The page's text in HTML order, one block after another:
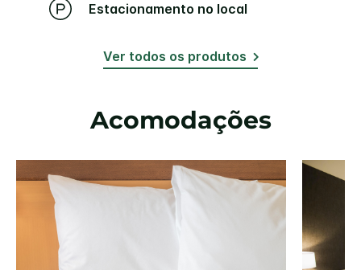
Estacionamento no local
Ver todos os produtos
Acomodações